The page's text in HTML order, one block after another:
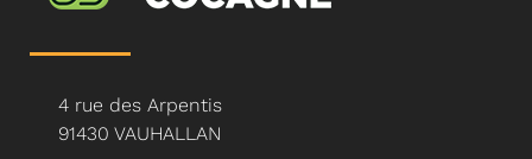
4 rue des Arpentis
91430 VAUHALLAN